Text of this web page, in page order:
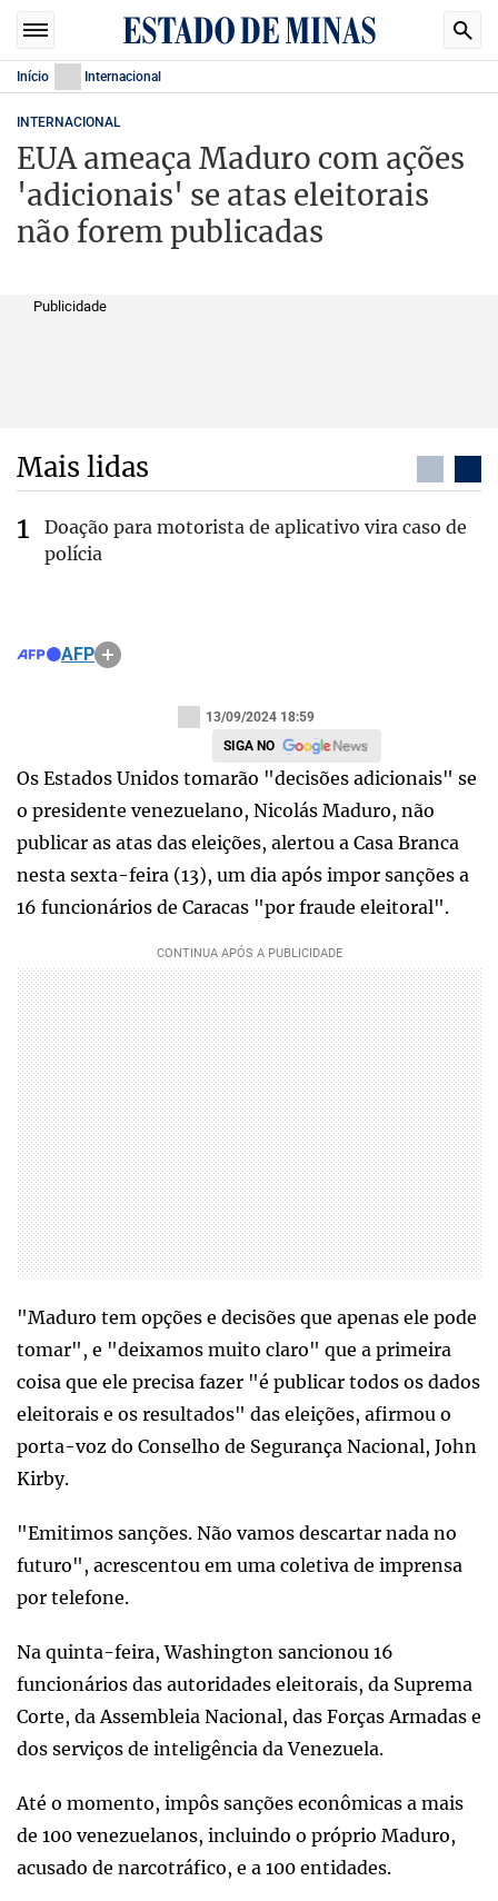
Início Internacional
INTERNACIONAL
EUA ameaça Maduro com ações
'adicionais' se atas eleitorais
não forem publicadas
Publicidade
Mais lidas
Doação para motorista de aplicativo vira caso de
polícia
AFP
13/09/2024 18:59
SIGA NO
Os Estados Unidos tomarão "decisões adicionais" se
o presidente venezuelano, Nicolás Maduro, não
publicar as atas das eleições, alertou a Casa Branca
nesta sexta-feira (13), um dia após impor sanções a
16 funcionários de Caracas "por fraude eleitoral".
"Maduro tem opções e decisões que apenas ele pode
tomar", e "deixamos muito claro" que a primeira
coisa que ele precisa fazer "é publicar todos os dados
eleitorais e os resultados" das eleições, afirmou o
porta-voz do Conselho de Segurança Nacional, John
Kirby.
"Emitimos sanções. Não vamos descartar nada no
futuro", acrescentou em uma coletiva de imprensa
por telefone.
Na quinta-feira, Washington sancionou 16
funcionários das autoridades eleitorais, da Suprema
Corte, da Assembleia Nacional, das Forças Armadas e
dos serviços de inteligência da Venezuela.
Até o momento, impôs sanções econômicas a mais
de 100 venezuelanos, incluindo o próprio Maduro,
acusado de narcotráfico, e a 100 entidades.